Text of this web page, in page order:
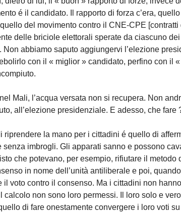
é il candidato. Il rapporto di forza c’era,
del movimento contro il CNE-CPE
delle briciole elettorali sperate da ciascuno
Non abbiamo saputo aggiungervi l’elezione
con il « miglior » candidato, perfino con il «
Mali, l’acqua versata non si recupera. Non
all’elezione presidenziale. E adesso, che fare
riprendere la mano per i cittadini é quello di
senza imbrogli. Gli apparati sanno e possono
che potevano, per esempio, rifiutare il metodo
in nome dell’unità antiliberale e poi,
il voto contro il consenso. Ma i cittadini non
calcolo non sono loro permessi. Il loro solo e
di fare onestamente convergere i loro voti